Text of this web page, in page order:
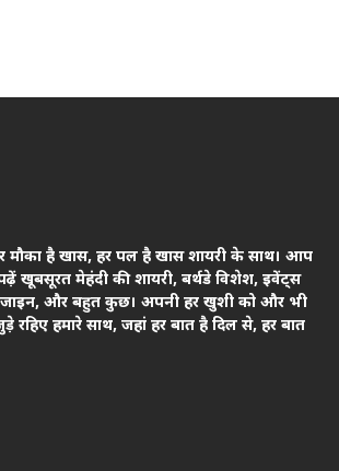
है खास, हर पल है खास शायरी के साथ। आप
खूबसूरत मेहंदी की शायरी, बर्थडे विशेश, इवेंट्स
और बहुत कुछ। अपनी हर खुशी को और भी
रहिए हमारे साथ, जहां हर बात है दिल से, हर बात